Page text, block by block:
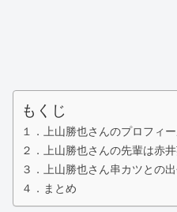
もくじ
１．上山勝也さんのプロフィ
２．上山勝也さんの先輩は赤井
３．上山勝也さん串カツとの出
４．まとめ